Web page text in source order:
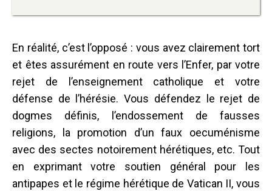
En réalité, c’est l’opposé : vous avez clairement tort
et êtes assurément en route vers l’Enfer, par votre
rejet de l’enseignement catholique et votre
défense de l’hérésie. Vous défendez le rejet de
dogmes définis, l’endossement de fausses
religions, la promotion d’un faux oecuménisme
avec des sectes notoirement hérétiques, etc. Tout
en exprimant votre soutien général pour les
antipapes et le régime hérétique de Vatican II, vous